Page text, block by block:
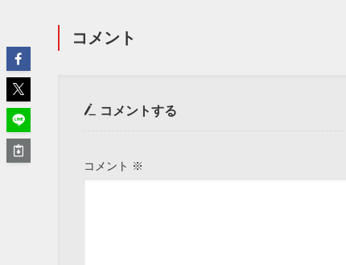
コメント
コメントする
コメント ※